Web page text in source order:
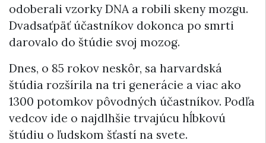
odoberali vzorky DNA a robili skeny mozgu.
Dvadsaťpäť účastníkov dokonca po smrti
darovalo do štúdie svoj mozog.
Dnes, o 85 rokov neskôr, sa harvardská
štúdia rozšírila na tri generácie a viac ako
1300 potomkov pôvodných účastníkov. Podľa
vedcov ide o najdlhšie trvajúcu hĺbkovú
štúdiu o ľudskom šťastí na svete.